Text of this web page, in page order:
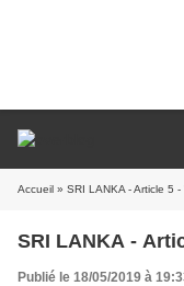
Accueil » SRI LANKA - Article 5
SRI LANKA -
Publié le 18/05/2019 à